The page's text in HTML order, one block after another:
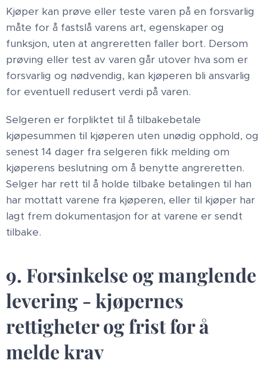
Kjøper kan prøve eller teste varen på en forsvarlig
måte for å fastslå varens art, egenskaper og
funksjon, uten at angreretten faller bort. Dersom
prøving eller test av varen går utover hva som er
forsvarlig og nødvendig, kan kjøperen bli ansvarlig
for eventuell redusert verdi på varen.
Selgeren er forpliktet til å tilbakebetale
kjøpesummen til kjøperen uten unødig opphold, og
senest 14 dager fra selgeren fikk melding om
kjøperens beslutning om å benytte angreretten.
Selger har rett til å holde tilbake betalingen til han
har mottatt varene fra kjøperen, eller til kjøper har
lagt frem dokumentasjon for at varene er sendt
tilbake.
9. Forsinkelse og manglende
levering - kjøpernes
rettigheter og frist for å
melde krav